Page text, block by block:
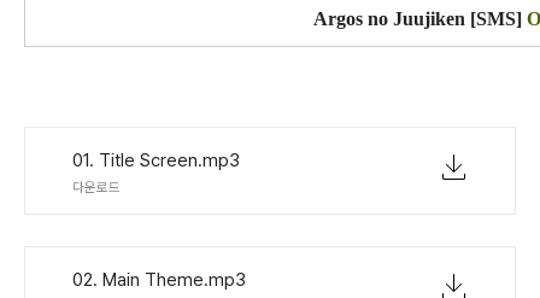
Argos no Juujiken [SMS]
01. Title Screen.mp3
다운로드
02. Main Theme.mp3